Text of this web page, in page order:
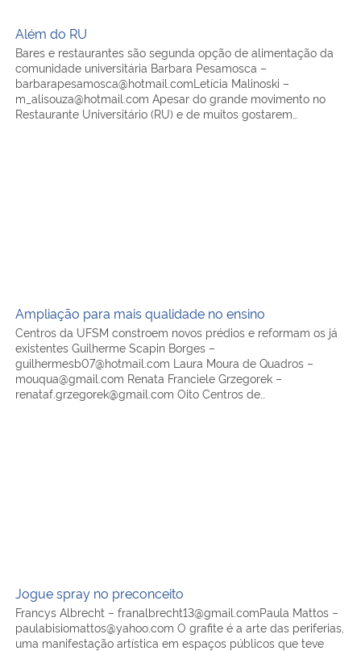
Além do RU
Bares e restaurantes são segunda opção de alimentação da
comunidade universitária Barbara Pesamosca –
barbarapesamosca@hotmail.comLetícia Malinoski –
m_alisouza@hotmail.com Apesar do grande movimento no
Restaurante Universitário (RU) e de muitos gostarem…
Ampliação para mais qualidade no ensino
Centros da UFSM constroem novos prédios e reformam os já
existentes Guilherme Scapin Borges –
guilhermesb07@hotmail.com Laura Moura de Quadros –
mouqua@gmail.com Renata Franciele Grzegorek –
renataf.grzegorek@gmail.com Oito Centros de…
Jogue spray no preconceito
Francys Albrecht – franalbrecht13@gmail.comPaula Mattos –
paulabisiomattos@yahoo.com O grafite é a arte das periferias,
uma manifestação artística em espaços públicos que teve